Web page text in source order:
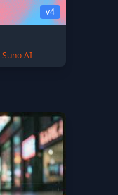
v4
Suno AI